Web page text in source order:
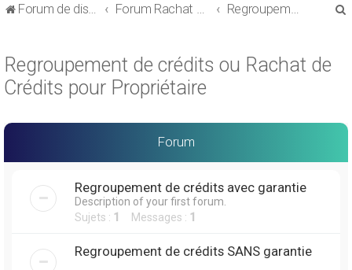
Forum de discussions sur le Regroupement de Crédits et le Rachat de Crédits Forum Rachat de Crédits Regroupement de crédits ou Rachat de Crédits pour Propriétaire
Regroupement de crédits ou Rachat de
Crédits pour Propriétaire
Forum
Regroupement de crédits avec garantie
Description of your first forum.
Sujets : 1 Messages : 1
Regroupement de crédits SANS garantie